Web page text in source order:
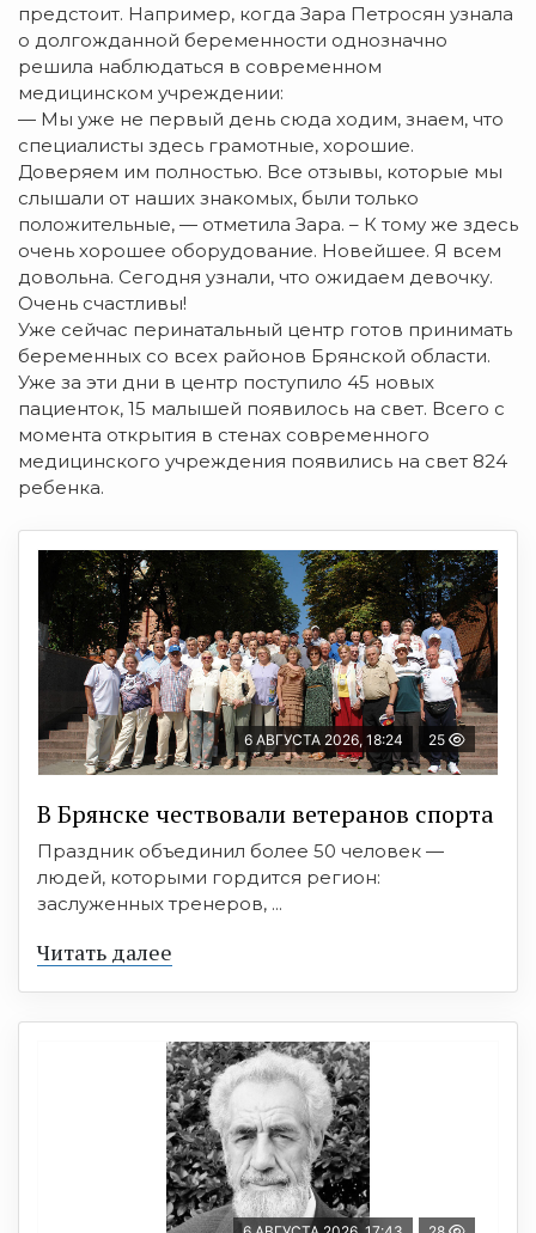
предстоит. Например, когда Зара Петросян узнала
о долгожданной беременности однозначно
решила наблюдаться в современном
медицинском учреждении:
— Мы уже не первый день сюда ходим, знаем, что
специалисты здесь грамотные, хорошие.
Доверяем им полностью. Все отзывы, которые мы
слышали от наших знакомых, были только
положительные, — отметила Зара. – К тому же здесь
очень хорошее оборудование. Новейшее. Я всем
довольна. Сегодня узнали, что ожидаем девочку.
Очень счастливы!
Уже сейчас перинатальный центр готов принимать
беременных со всех районов Брянской области.
Уже за эти дни в центр поступило 45 новых
пациенток, 15 малышей появилось на свет. Всего с
момента открытия в стенах современного
медицинского учреждения появились на свет 824
ребенка.
6 АВГУСТА 2026, 18:24 25
В Брянске чествовали ветеранов спорта
Праздник объединил более 50 человек —
людей, которыми гордится регион:
заслуженных тренеров, ...
Читать далее